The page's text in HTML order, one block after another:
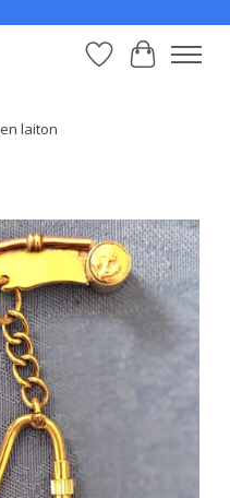
Liste dePanier
laiton
Items